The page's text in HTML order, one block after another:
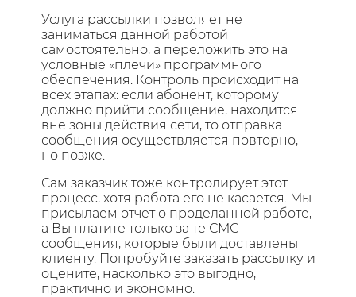
Услуга рассылки позволяет не
заниматься данной работой
самостоятельно, а переложить это на
условные «плечи» программного
обеспечения. Контроль происходит на
всех этапах: если абонент, которому
должно прийти сообщение, находится
вне зоны действия сети, то отправка
сообщения осуществляется повторно,
но позже.
Сам заказчик тоже контролирует этот
процесс, хотя работа его не касается. Мы
присылаем отчет о проделанной работе,
а Вы платите только за те СМС-
сообщения, которые были доставлены
клиенту. Попробуйте заказать рассылку и
оцените, насколько это выгодно,
практично и экономно.